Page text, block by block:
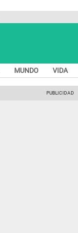
MUNDO VIDA